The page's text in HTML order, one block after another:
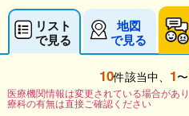
リスト
で見る
地図
で見る
10件該当中、 1〜
医療機関情報は変更されている場合があ
療科の有無は直接ご確認ください